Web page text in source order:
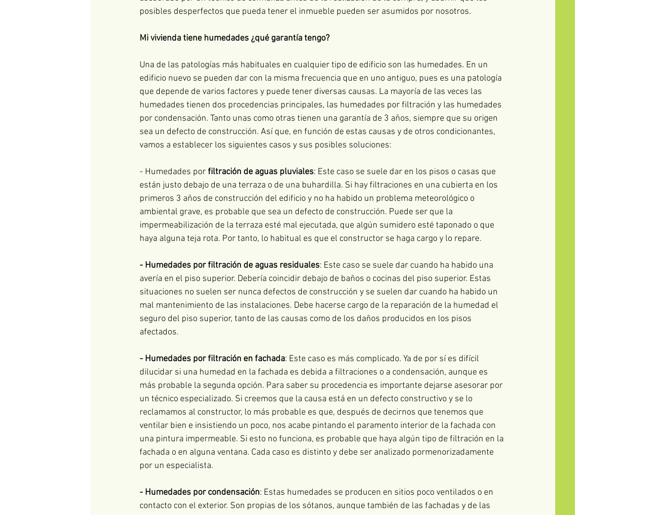
posibles desperfectos que pueda tener el inmueble pueden ser asumidos por nosotros.
Mi vivienda tiene humedades ¿qué garantía tengo?
Una de las patologías más habituales en cualquier tipo de edificio son las humedades. En un
edificio nuevo se pueden dar con la misma frecuencia que en uno antiguo, pues es una patología
que depende de varios factores y puede tener diversas causas. La mayoría de las veces las
humedades tienen dos procedencias principales, las humedades por filtración y las humedades
por condensación. Tanto unas como otras tienen una garantía de 3 años, siempre que su origen
sea un defecto de construcción. Así que, en función de estas causas y de otros condicionantes,
vamos a establecer los siguientes casos y sus posibles soluciones:
- Humedades por filtración de aguas pluviales: Este caso se suele dar en los pisos o casas que
están justo debajo de una terraza o de una buhardilla. Si hay filtraciones en una cubierta en los
primeros 3 años de construcción del edificio y no ha habido un problema meteorológico o
ambiental grave, es probable que sea un defecto de construcción. Puede ser que la
impermeabilización de la terraza esté mal ejecutada, que algún sumidero esté taponado o que
haya alguna teja rota. Por tanto, lo habitual es que el constructor se haga cargo y lo repare.
- Humedades por filtración de aguas residuales: Este caso se suele dar cuando ha habido una
avería en el piso superior. Debería coincidir debajo de baños o cocinas del piso superior. Estas
situaciones no suelen ser nunca defectos de construcción y se suelen dar cuando ha habido un
mal mantenimiento de las instalaciones. Debe hacerse cargo de la reparación de la humedad el
seguro del piso superior, tanto de las causas como de los daños producidos en los pisos
afectados.
- Humedades por filtración en fachada: Este caso es más complicado. Ya de por sí es difícil
dilucidar si una humedad en la fachada es debida a filtraciones o a condensación, aunque es
más probable la segunda opción. Para saber su procedencia es importante dejarse asesorar por
un técnico especializado. Si creemos que la causa está en un defecto constructivo y se lo
reclamamos al constructor, lo más probable es que, después de decirnos que tenemos que
ventilar bien e insistiendo un poco, nos acabe pintando el paramento interior de la fachada con
una pintura impermeable. Si esto no funciona, es probable que haya algún tipo de filtración en la
fachada o en alguna ventana. Cada caso es distinto y debe ser analizado pormenorizadamente
por un especialista.
- Humedades por condensación: Estas humedades se producen en sitios poco ventilados o en
contacto con el exterior. Son propias de los sótanos, aunque también de las fachadas y de las